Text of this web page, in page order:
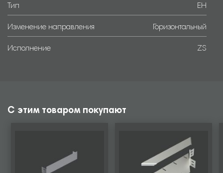
Тип EH
Изменение направления Горизонтальный
Исполнение ZS
С этим товаром покупают